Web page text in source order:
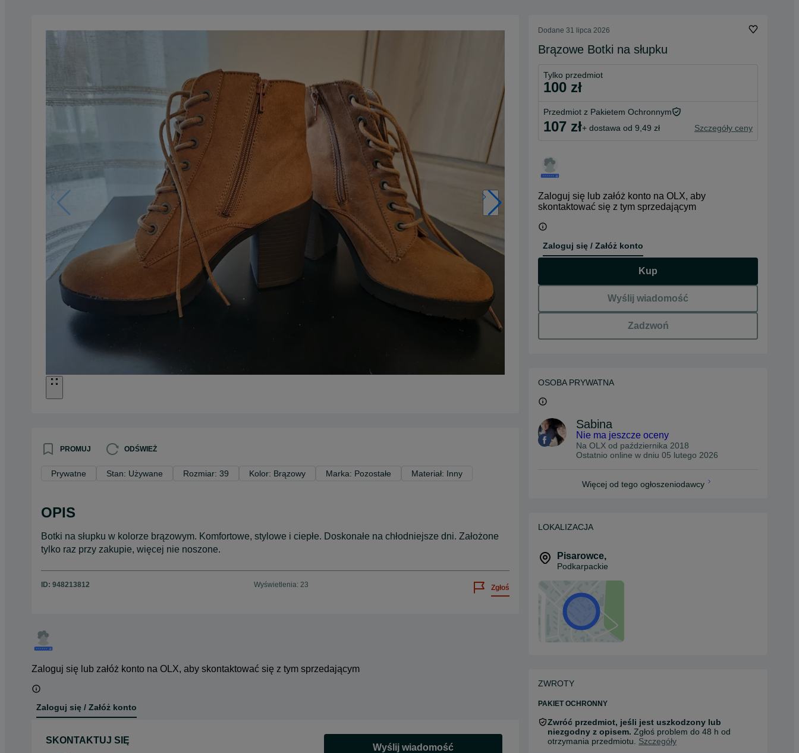
PROMUJ ODŚWIEŻ
Prywatne Stan: Używane Rozmiar: 39 Kolor: Brązowy Marka: Pozostałe Materiał: Inny
OPIS
Botki na słupku w kolorze brązowym. Komfortowe, stylowe i ciepłe. Doskonałe na chłodniejsze dni. Założone
tylko raz przy zakupie, więcej nie noszone.
ID: 948213812 Wyświetlenia: 23 Zgłoś
Zaloguj się lub załóż konto na OLX, aby skontaktować się z tym sprzedającym
Zaloguj się / Załóż konto
SKONTAKTUJ SIĘ
Wyślij wiadomość
Dodane 31 lipca 2026
Brązowe Botki na słupku
Tylko przedmiot
100 zł
Przedmiot z Pakietem Ochronnym
107 zł+ dostawa od 9,49 zł Szczegóły ceny
Zaloguj się lub załóż konto na OLX, aby
skontaktować się z tym sprzedającym
Zaloguj się / Załóż konto
Kup
Wyślij wiadomość
Zadzwoń
OSOBA PRYWATNA
Sabina
Nie ma jeszcze oceny
Na OLX od października 2018
Ostatnio online w dniu 05 lutego 2026
Więcej od tego ogłoszeniodawcy
LOKALIZACJA
Pisarowce,
Podkarpackie
ZWROTY
PAKIET OCHRONNY
Zwróć przedmiot, jeśli jest uszkodzony lub
niezgodny z opisem. Zgłoś problem do 48 h od
otrzymania przedmiotu. Szczegóły